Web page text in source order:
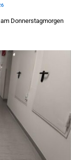
Donnerstagmorgen